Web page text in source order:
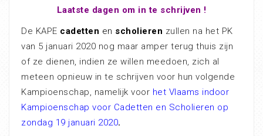
Laatste dagen om in te schrijven !
De KAPE cadetten en scholieren zullen na het PK
van 5 januari 2020 nog maar amper terug thuis zijn
of ze dienen, indien ze willen meedoen, zich al
meteen opnieuw in te schrijven voor hun volgende
Kampioenschap, namelijk voor het Vlaams indoor
Kampioenschap voor Cadetten en Scholieren op
zondag 19 januari 2020.